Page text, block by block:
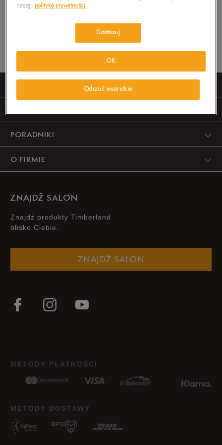
SPRÓBUJ UŻYĆ MNIEJSZEJ ILOŚCI FILTRÓW
(USUŃ MNIEJ ISTOTNE).
OBSŁUGA KLIENTA
PORADNIKI
O FIRMIE
ZNAJDŹ SALON
Znajdż produkty Timberland
blisko Ciebie.
ZNAJDŹ SALON
METODY PŁATNOŚCI
METODY DOSTAWY
naszą
politykę prywatności.
Dostosuj
Odrzuć wszystkie
OK